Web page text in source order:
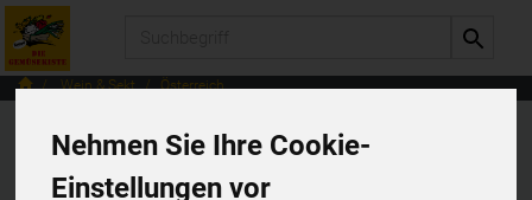
Nehmen Sie Ihre Cookie-
Einstellungen vor
Wein & Sekt Österreich
Österreich